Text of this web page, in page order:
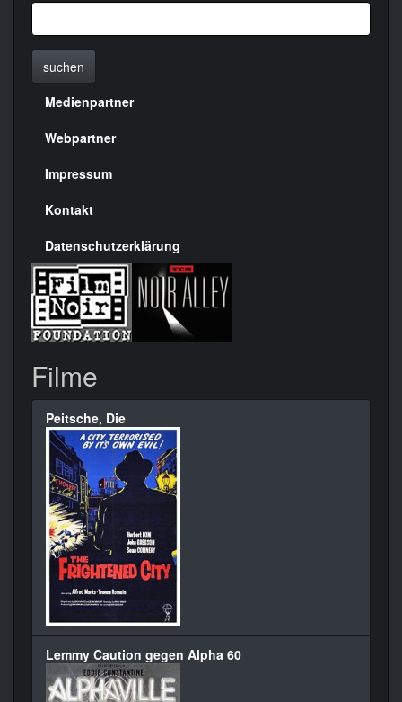
suchen
Menülinks
rechte
Seite
Medienpartner
Webpartner
Impressum
Kontakt
Datenschutzerklärung
Filme
Peitsche, Die
Lemmy Caution gegen Alpha 60